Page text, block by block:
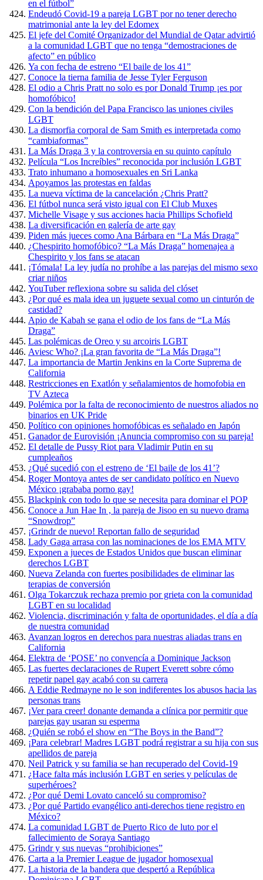
en el fútbol”
Endeudó Covid-19 a pareja LGBT por no tener derecho
matrimonial ante la ley del Edomex
El jefe del Comité Organizador del Mundial de Qatar advirtió
a la comunidad LGBT que no tenga “demostraciones de
afecto” en público
Ya con fecha de estreno “El baile de los 41”
Conoce la tierna familia de Jesse Tyler Ferguson
El odio a Chris Pratt no solo es por Donald Trump ¡es por
homofóbico!
Con la bendición del Papa Francisco las uniones civiles
LGBT
La dismorfia corporal de Sam Smith es interpretada como
“cambiaformas”
La Más Draga 3 y la controversia en su quinto capítulo
Película “Los Increíbles” reconocida por inclusión LGBT
Trato inhumano a homosexuales en Sri Lanka
Apoyamos las protestas en faldas
La nueva víctima de la cancelación ¿Chris Pratt?
El fútbol nunca será visto igual con El Club Muxes
Michelle Visage y sus acciones hacia Phillips Schofield
La diversificación en galería de arte gay
Piden más jueces como Ana Bárbara en “La Más Draga”
¿Chespirito homofóbico? “La Más Draga” homenajea a
Chespirito y los fans se atacan
¡Tómala! La ley judía no prohíbe a las parejas del mismo sexo
criar niños
YouTuber reflexiona sobre su salida del clóset
¿Por qué es mala idea un juguete sexual como un cinturón de
castidad?
Apio de Kabah se gana el odio de los fans de “La Más
Draga”
Las polémicas de Oreo y su arcoiris LGBT
Aviesc Who? ¡La gran favorita de “La Más Draga”!
La importancia de Martin Jenkins en la Corte Suprema de
California
Restricciones en Exatlón y señalamientos de homofobia en
TV Azteca
Polémica por la falta de reconocimiento de nuestros aliados no
binarios en UK Pride
Político con opiniones homofóbicas es señalado en Japón
Ganador de Eurovisión ¡Anuncia compromiso con su pareja!
El detalle de Pussy Riot para Vladimir Putin en su
cumpleaños
¿Qué sucedió con el estreno de ‘El baile de los 41’?
Roger Montoya antes de ser candidato político en Nuevo
México ¡grababa porno gay!
Blackpink con todo lo que se necesita para dominar el POP
Conoce a Jun Hae In , la pareja de Jisoo en su nuevo drama
“Snowdrop”
¡Grindr de nuevo! Reportan fallo de seguridad
Lady Gaga arrasa con las nominaciones de los EMA MTV
Exponen a jueces de Estados Unidos que buscan eliminar
derechos LGBT
Nueva Zelanda con fuertes posibilidades de eliminar las
terapias de conversión
Olga Tokarczuk rechaza premio por grieta con la comunidad
LGBT en su localidad
Violencia, discriminación y falta de oportunidades, el día a día
de nuestra comunidad
Avanzan logros en derechos para nuestras aliadas trans en
California
Elektra de ‘POSE’ no convencía a Dominique Jackson
Las fuertes declaraciones de Rupert Everett sobre cómo
repetir papel gay acabó con su carrera
A Eddie Redmayne no le son indiferentes los abusos hacia las
personas trans
¡Ver para creer! donante demanda a clínica por permitir que
parejas gay usaran su esperma
¿Quién se robó el show en “The Boys in the Band”?
¡Para celebrar! Madres LGBT podrá registrar a su hija con sus
apellidos de pareja
Neil Patrick y su familia se han recuperado del Covid-19
¿Hace falta más inclusión LGBT en series y películas de
superhéroes?
¿Por qué Demi Lovato canceló su compromiso?
¿Por qué Partido evangélico anti-derechos tiene registro en
México?
La comunidad LGBT de Puerto Rico de luto por el
fallecimiento de Soraya Santiago
Grindr y sus nuevas “prohibiciones”
Carta a la Premier League de jugador homosexual
La historia de la bandera que despertó a República